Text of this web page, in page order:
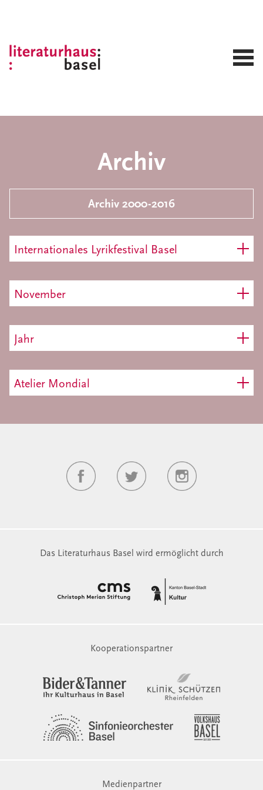
Archiv
Archiv 2000-2016
Internationales Lyrikfestival Basel
November
Jahr
Atelier Mondial
Das Literaturhaus Basel wird ermöglicht durch
Kooperationspartner
Medienpartner